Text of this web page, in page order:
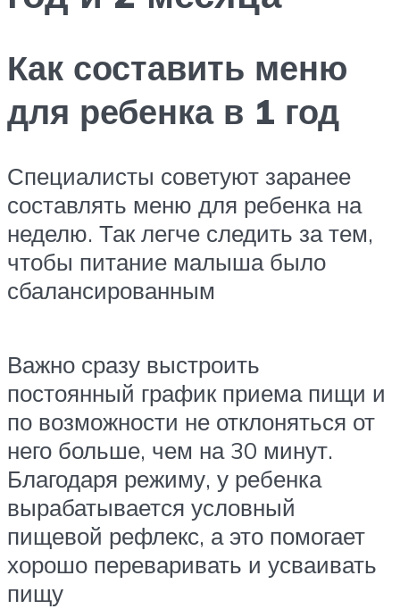
Как составить меню
для ребенка в 1 год
Специалисты советуют заранее
составлять меню для ребенка на
неделю. Так легче следить за тем,
чтобы питание малыша было
сбалансированным
Важно сразу выстроить
постоянный график приема пищи и
по возможности не отклоняться от
него больше, чем на 30 минут.
Благодаря режиму, у ребенка
вырабатывается условный
пищевой рефлекс, а это помогает
хорошо переваривать и усваивать
пищу